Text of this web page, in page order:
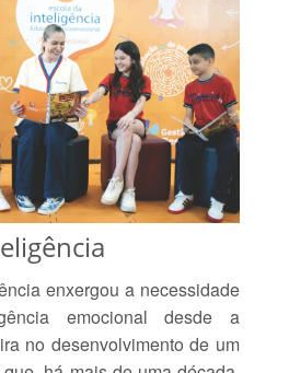
enxergou a necessidade
emocional desde a
no desenvolvimento de um